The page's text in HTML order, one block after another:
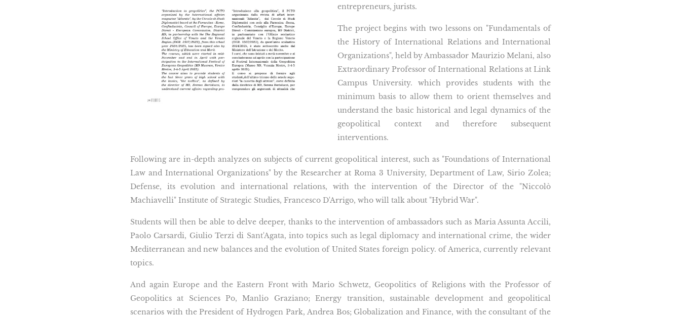
entrepreneurs, jurists.
The project begins with two lessons on "Fundamentals of
the History of International Relations and International
Organizations", held by Ambassador Maurizio Melani, also
Extraordinary Professor of International Relations at Link
Campus University. which provides students with the
minimum basis to allow them to orient themselves and
understand the basic historical and legal dynamics of the
geopolitical context and therefore subsequent
interventions.
Following are in-depth analyzes on subjects of current geopolitical interest, such as "Foundations of International
Law and International Organizations" by the Researcher at Roma 3 University, Department of Law, Sirio Zolea;
Defense, its evolution and international relations, with the intervention of the Director of the "Niccolò
Machiavelli" Institute of Strategic Studies, Francesco D'Arrigo, who will talk about "Hybrid War".
Students will then be able to delve deeper, thanks to the intervention of ambassadors such as Maria Assunta Accili,
Paolo Carsardi, Giulio Terzi di Sant'Agata, into topics such as legal diplomacy and international crime, the wider
Mediterranean and new balances and the evolution of United States foreign policy. of America, currently relevant
topics.
And again Europe and the Eastern Front with Mario Schwetz, Geopolitics of Religions with the Professor of
Geopolitics at Sciences Po, Manlio Graziano; Energy transition, sustainable development and geopolitical
scenarios with the President of Hydrogen Park, Andrea Bos; Globalization and Finance, with the consultant of the